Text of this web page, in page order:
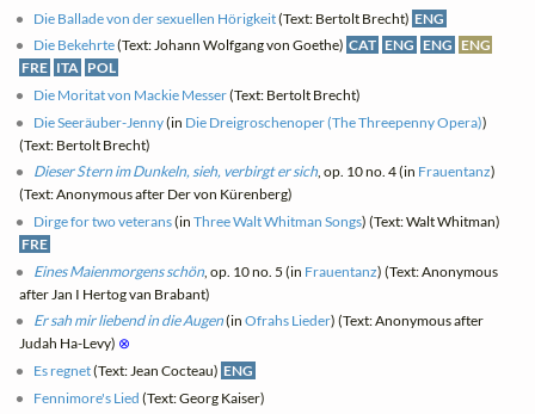
Die Ballade von der sexuellen Hörigkeit(Text: Bertolt Brecht) ENG
Die Bekehrte(Text: Johann Wolfgang von Goethe) CAT ENG ENG ENG
FRE ITA POL
Die Moritat von Mackie Messer(Text: Bertolt Brecht)
Die Seeräuber-Jenny(in Die Dreigroschenoper (The Threepenny Opera))
(Text: Bertolt Brecht)
Dieser Stern im Dunkeln, sieh, verbirgt er sich, op. 10 no. 4 (in Frauentanz)
(Text: Anonymous after Der von Kürenberg)
Dirge for two veterans(inThree Walt Whitman Songs) (Text: Walt Whitman)
FRE
Eines Maienmorgens schön , op. 10 no. 5 (in Frauentanz) (Text: Anonymous
after Jan I Hertog van Brabant)
Er sah mir liebend in die Augen(inOfrahs Lieder) (Text: Anonymous after
Judah Ha-Levy) ⊗
Es regnet(Text: Jean Cocteau) ENG
Fennimore's Lied (Text: Georg Kaiser)